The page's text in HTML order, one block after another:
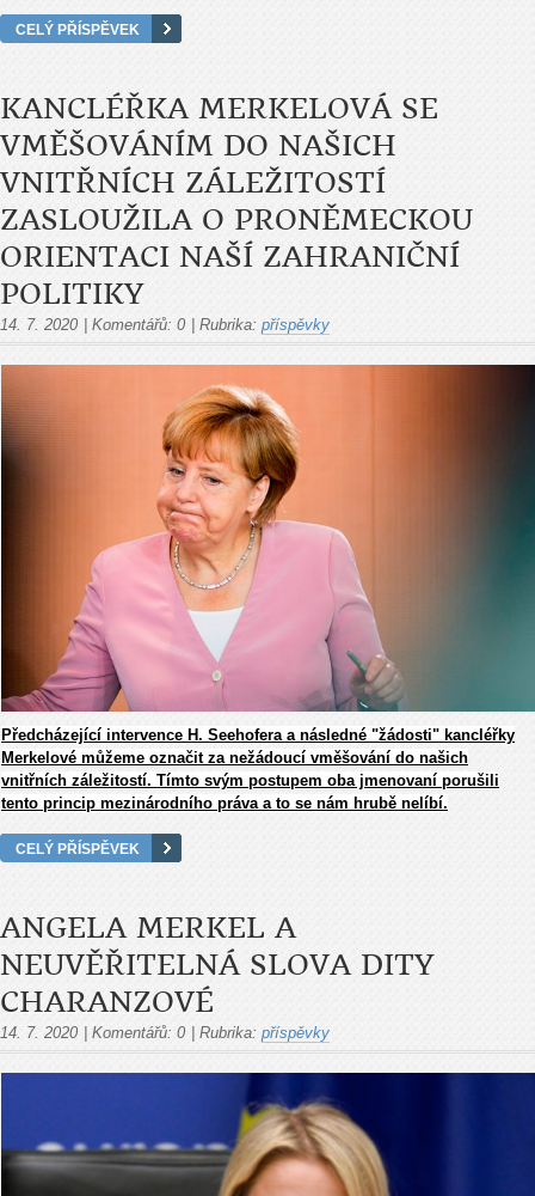
CELÝ PŘÍSPĚVEK
KANCLÉŘKA MERKELOVÁ SE
VMĚŠOVÁNÍM DO NAŠICH
VNITŘNÍCH ZÁLEŽITOSTÍ
ZASLOUŽILA O PRONĚMECKOU
ORIENTACI NAŠÍ ZAHRANIČNÍ
POLITIKY
14. 7. 2020 | Komentářů: 0 | Rubrika: příspěvky
Předcházející intervence H. Seehofera a následné "žádosti" kancléřky
Merkelové můžeme označit za nežádoucí vměšování do našich
vnitřních záležitostí. Tímto svým postupem oba jmenovaní porušili
tento princip mezinárodního práva a to se nám hrubě nelíbí.
CELÝ PŘÍSPĚVEK
ANGELA MERKEL A
NEUVĚŘITELNÁ SLOVA DITY
CHARANZOVÉ
14. 7. 2020 Komentářů: 0 Rubrika: příspěvky